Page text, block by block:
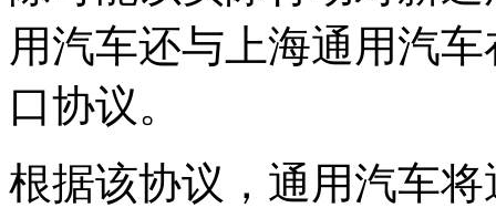
用汽车还与上海通用汽
口协议。
根据该协议，通用汽车